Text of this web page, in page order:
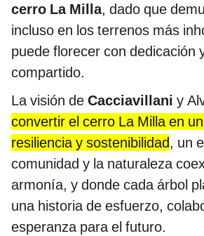
cerro La Milla, dado que
incluso en los terrenos más
puede florecer con dedicación
compartido.
La visión de Cacciavillani y
convertir el cerro La Milla en
resiliencia y sostenibilidad, un
comunidad y la naturaleza
armonía, y donde cada árbol
una historia de esfuerzo,
esperanza para el futuro.